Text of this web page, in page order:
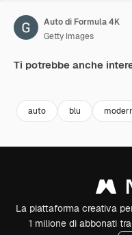
Auto di Formula 4K
Getty Images
Ti potrebbe anche
auto blu
La piattaforma creativa
1 milione di abbonati